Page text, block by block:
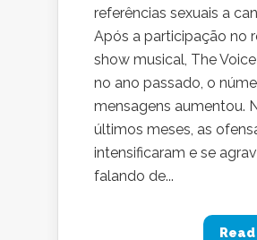
referências sexuais a
Após a participação no
show musical, The Voice
no ano passado, o
mensagens aumentou.
últimos meses, as
intensificaram e se
falando de...